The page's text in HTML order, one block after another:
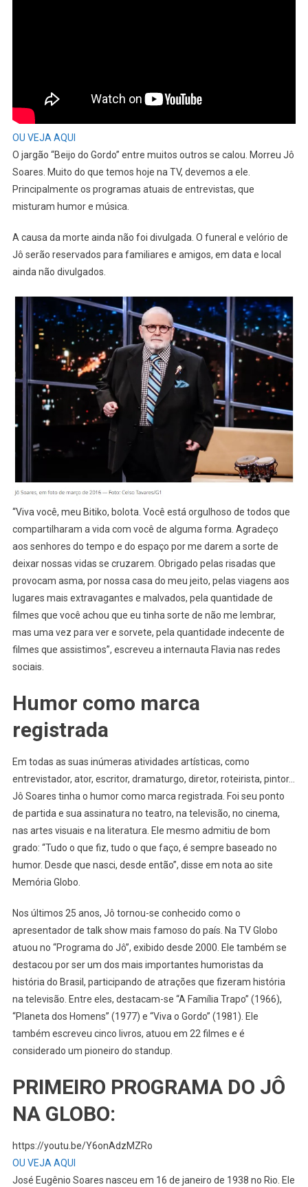
OU VEJA AQUI
O jargão “Beijo do Gordo” entre muitos outros se calou. Morreu Jô
Soares. Muito do que temos hoje na TV, devemos a ele.
Principalmente os programas atuais de entrevistas, que
misturam humor e música.
A causa da morte ainda não foi divulgada. O funeral e velório de
Jô serão reservados para familiares e amigos, em data e local
ainda não divulgados.
“Viva você, meu Bitiko, bolota. Você está orgulhoso de todos que
compartilharam a vida com você de alguma forma. Agradeço
aos senhores do tempo e do espaço por me darem a sorte de
deixar nossas vidas se cruzarem. Obrigado pelas risadas que
provocam asma, por nossa casa do meu jeito, pelas viagens aos
lugares mais extravagantes e malvados, pela quantidade de
filmes que você achou que eu tinha sorte de não me lembrar,
mas uma vez para ver e sorvete, pela quantidade indecente de
filmes que assistimos”, escreveu a internauta Flavia nas redes
sociais.
Humor como marca
registrada
Em todas as suas inúmeras atividades artísticas, como
entrevistador, ator, escritor, dramaturgo, diretor, roteirista, pintor…
Jô Soares tinha o humor como marca registrada. Foi seu ponto
de partida e sua assinatura no teatro, na televisão, no cinema,
nas artes visuais e na literatura. Ele mesmo admitiu de bom
grado: “Tudo o que fiz, tudo o que faço, é sempre baseado no
humor. Desde que nasci, desde então”, disse em nota ao site
Memória Globo.
Nos últimos 25 anos, Jô tornou-se conhecido como o
apresentador de talk show mais famoso do país. Na TV Globo
atuou no “Programa do Jô”, exibido desde 2000. Ele também se
destacou por ser um dos mais importantes humoristas da
história do Brasil, participando de atrações que fizeram história
na televisão. Entre eles, destacam-se “A Família Trapo” (1966),
“Planeta dos Homens” (1977) e “Viva o Gordo” (1981). Ele
também escreveu cinco livros, atuou em 22 filmes e é
considerado um pioneiro do standup.
PRIMEIRO PROGRAMA DO JÔ
NA GLOBO:
https://youtu.be/Y6onAdzMZRo
OU VEJA AQUI
José Eugênio Soares nasceu em 16 de janeiro de 1938 no Rio. Ele